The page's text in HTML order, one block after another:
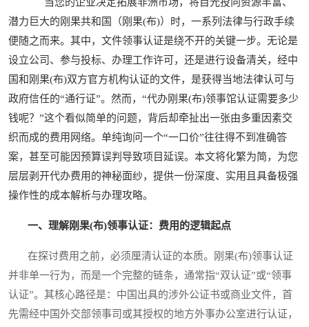
当您的企业决定拓展非洲市场，将目光投向资源丰富、
潜力巨大的刚果共和国（刚果(布)）时，一系列法律与行政手续
便随之而来。其中，文件领事认证是绕不开的关键一步。无论是
设立公司、参与投标、办理工作许可，还是进行设备清关，经中
国和刚果(布)双方官方机构认证的文件，是获得当地法律认可与
政府信任的“通行证”。然而，“代办刚果(布)领事馆认证需要多少
钱呢？”这个看似简单的问题，背后却牵扯出一张由多重因素交
织而成的费用网络。单纯询问一个“一口价”往往得不到准确答
案，甚至可能因预算误判导致项目延误。本文将化繁为简，为您
层层剥开代办费用的神秘面纱，提供一份深度、实用且具备极强
操作性的成本解析与办理攻略。
一、理解刚果(布)领事认证：费用的逻辑起点
在探讨费用之前，必须厘清认证的本质。刚果(布)领事认证
并非单一行为，而是一个完整的链条，通常指“双认证”或“领事
认证”。其核心路径是：中国出具的涉外公证书或商业文件，首
先需经中国外交部领事司或其授权的地方外事办公室进行认证，